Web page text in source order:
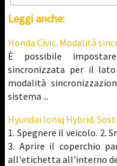
Leggi anche:
Honda Civic. Modalità
È possibile
sincronizzata per il
modalità
sistema ...
Hyundai Ioniq Hybrid.
1. Spegnere il veicolo. 2.
3. Aprire il coperchio
all'etichetta all'interno